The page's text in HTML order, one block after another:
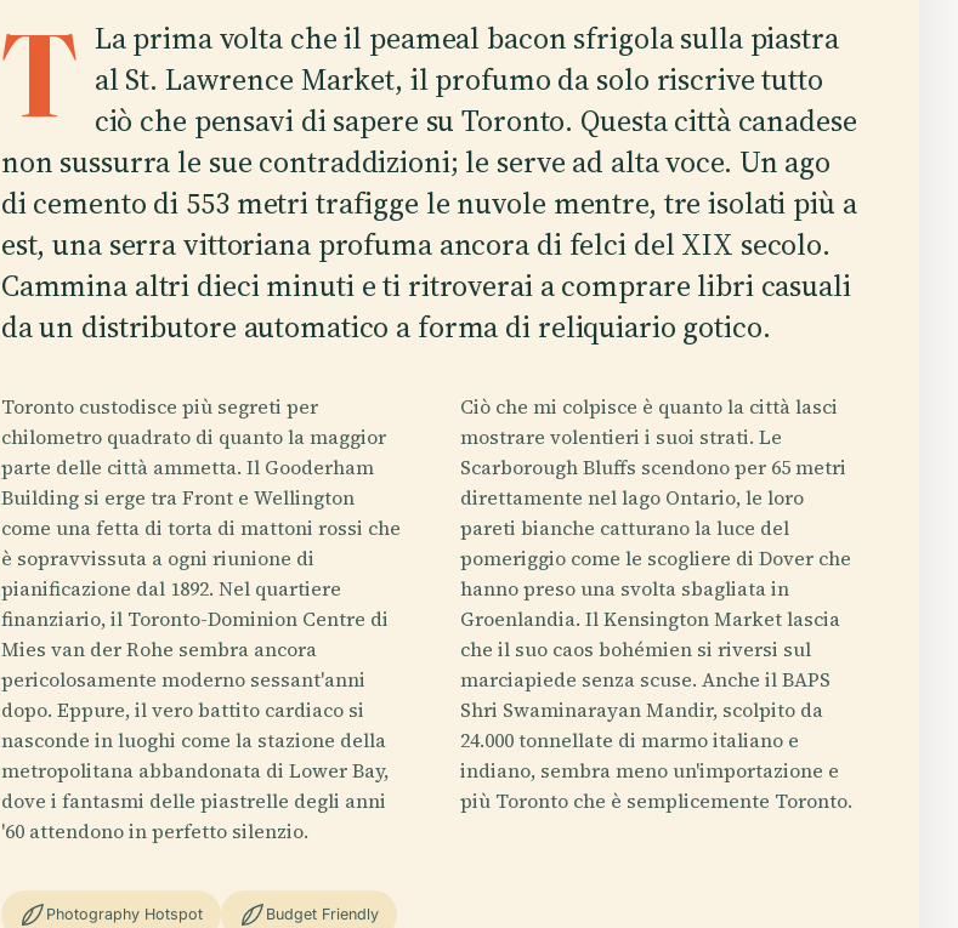
T La prima volta che il peameal bacon sfrigola sulla piastra
al St. Lawrence Market, il profumo da solo riscrive tutto
ciò che pensavi di sapere su Toronto. Questa città canadese
non sussurra le sue contraddizioni; le serve ad alta voce. Un ago
di cemento di 553 metri trafigge le nuvole mentre, tre isolati più a
est, una serra vittoriana profuma ancora di felci del XIX secolo.
Cammina altri dieci minuti e ti ritroverai a comprare libri casuali
da un distributore automatico a forma di reliquiario gotico.
Toronto custodisce più segreti per
chilometro quadrato di quanto la maggior
parte delle città ammetta. Il Gooderham
Building si erge tra Front e Wellington
come una fetta di torta di mattoni rossi che
è sopravvissuta a ogni riunione di
pianificazione dal 1892. Nel quartiere
finanziario, il Toronto-Dominion Centre di
Mies van der Rohe sembra ancora
pericolosamente moderno sessant'anni
dopo. Eppure, il vero battito cardiaco si
nasconde in luoghi come la stazione della
metropolitana abbandonata di Lower Bay,
dove i fantasmi delle piastrelle degli anni
'60 attendono in perfetto silenzio.
Ciò che mi colpisce è quanto la città lasci
mostrare volentieri i suoi strati. Le
Scarborough Bluffs scendono per 65 metri
direttamente nel lago Ontario, le loro
pareti bianche catturano la luce del
pomeriggio come le scogliere di Dover che
hanno preso una svolta sbagliata in
Groenlandia. Il Kensington Market lascia
che il suo caos bohémien si riversi sul
marciapiede senza scuse. Anche il BAPS
Shri Swaminarayan Mandir, scolpito da
24.000 tonnellate di marmo italiano e
indiano, sembra meno un'importazione e
più Toronto che è semplicemente Toronto.
Photography Hotspot Budget Friendly